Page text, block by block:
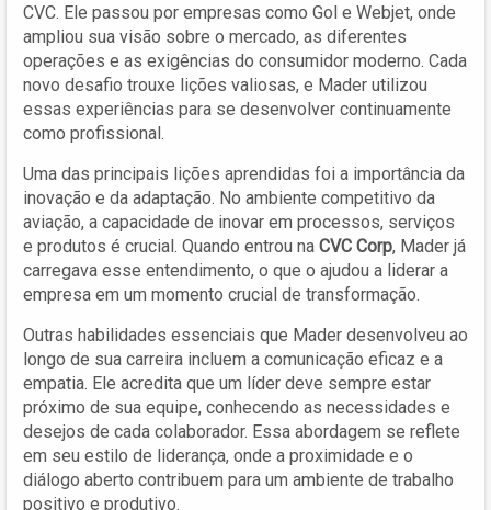
CVC. Ele passou por empresas como Gol e Webjet, onde
ampliou sua visão sobre o mercado, as diferentes
operações e as exigências do consumidor moderno. Cada
novo desafio trouxe lições valiosas, e Mader utilizou
essas experiências para se desenvolver continuamente
como profissional.
Uma das principais lições aprendidas foi a importância da
inovação e da adaptação. No ambiente competitivo da
aviação, a capacidade de inovar em processos, serviços
e produtos é crucial. Quando entrou na CVC Corp, Mader já
carregava esse entendimento, o que o ajudou a liderar a
empresa em um momento crucial de transformação.
Outras habilidades essenciais que Mader desenvolveu ao
longo de sua carreira incluem a comunicação eficaz e a
empatia. Ele acredita que um líder deve sempre estar
próximo de sua equipe, conhecendo as necessidades e
desejos de cada colaborador. Essa abordagem se reflete
em seu estilo de liderança, onde a proximidade e o
diálogo aberto contribuem para um ambiente de trabalho
positivo e produtivo.